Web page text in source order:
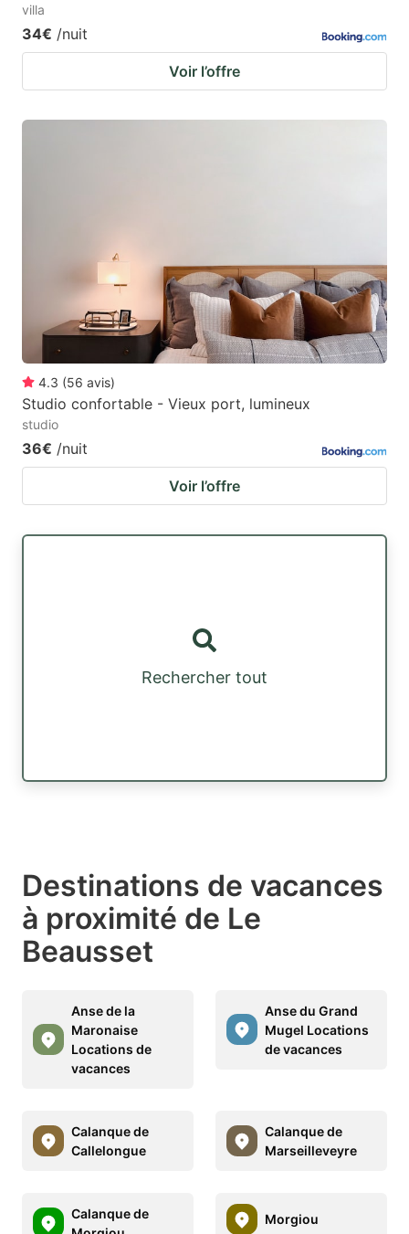
villa
34€ /nuit
Voir l’offre
4.3 (56 avis)
Studio confortable - Vieux port, lumineux
studio
36€ /nuit
Voir l’offre
Rechercher tout
Destinations de vacances
à proximité de Le
Beausset
Anse de la
Maronaise
Locations de
vacances
Anse du Grand
Mugel Locations
de vacances
Calanque de
Callelongue
Calanque de
Marseilleveyre
Calanque de
Morgiou